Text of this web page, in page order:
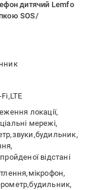
дитячий Lemfo
SOS/
Fi LTE
локації
мережі
звуки будильник
відстані
мікрофон
будильник